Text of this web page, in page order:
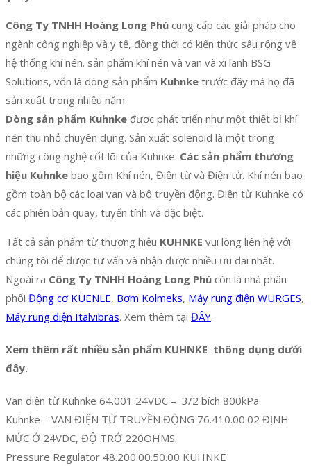
Công Ty TNHH Hoàng Long Phú cung cấp các giải pháp cho
ngành công nghiệp và y tế, đồng thời có kiến ​​thức sâu rộng về
hệ thống khí nén. sản phẩm khí nén và van và xi lanh BSG
Solutions, vốn là dòng sản phẩm Kuhnke trước đây mà họ đã
sản xuất trong nhiều năm.
Dòng sản phẩm Kuhnke được phát triển như một thiết bị khí
nén thu nhỏ chuyên dụng. Sản xuất solenoid là một trong
những công nghệ cốt lõi của Kuhnke. Các sản phẩm thương
hiệu Kuhnke bao gồm Khí nén, Điện từ và Điện tử. Khí nén bao
gồm toàn bộ các loại van và bộ truyền động. Điện từ Kuhnke có
các phiên bản quay, tuyến tính và đặc biệt.
Tất cả sản phẩm từ thương hiệu KUHNKE vui lòng liên hệ với
chúng tôi để được tư vấn và nhận được nhiều ưu đãi nhất.
Ngoài ra Công Ty TNHH Hoàng Long Phú còn là nhà phân
phối Động cơ KÜENLE, Bơm Kolmeks, Máy rung điện WURGES,
Máy rung điện Italvibras. Xem thêm tại ĐÂY.
Xem thêm rất nhiều sản phẩm KUHNKE thông dụng dưới
đây.
Van điện từ Kuhnke 64.001 24VDC – 3/2 bích 800kPa
Kuhnke – VAN ĐIỆN TỪ TRUYỀN ĐỘNG 76.410.00.02 ĐỊNH
MỨC Ở 24VDC, ĐỘ TRỞ 220OHMS.
Pressure Regulator 48.200.00.50.00 KUHNKE